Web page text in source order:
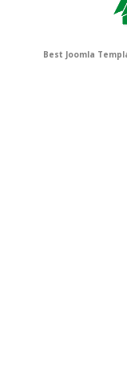
Best Joomla